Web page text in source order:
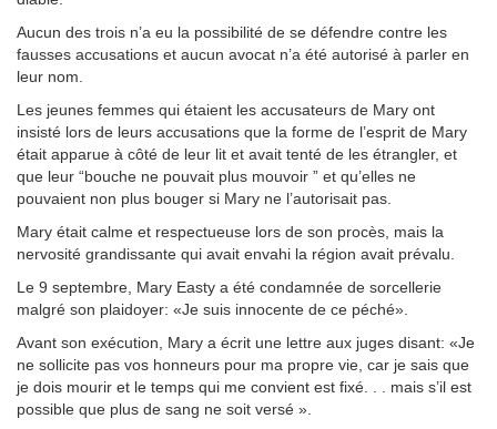
Aucun des trois n’a eu la possibilité de se défendre contre les
fausses accusations et aucun avocat n’a été autorisé à parler en
leur nom.
Les jeunes femmes qui étaient les accusateurs de Mary ont
insisté lors de leurs accusations que la forme de l’esprit de Mary
était apparue à côté de leur lit et avait tenté de les étrangler, et
que leur “bouche ne pouvait plus mouvoir ” et qu’elles ne
pouvaient non plus bouger si Mary ne l’autorisait pas.
Mary était calme et respectueuse lors de son procès, mais la
nervosité grandissante qui avait envahi la région avait prévalu.
Le 9 septembre, Mary Easty a été condamnée de sorcellerie
malgré son plaidoyer: «Je suis innocente de ce péché».
Avant son exécution, Mary a écrit une lettre aux juges disant: «Je
ne sollicite pas vos honneurs pour ma propre vie, car je sais que
je dois mourir et le temps qui me convient est fixé. . . mais s’il est
possible que plus de sang ne soit versé ».